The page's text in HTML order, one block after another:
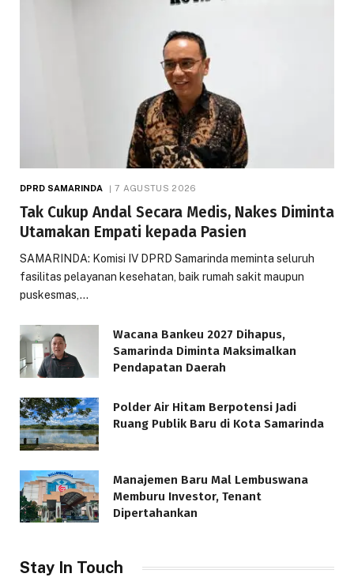
DPRD SAMARINDA 7 AGUSTUS 2026
Tak Cukup Andal Secara Medis, Nakes Diminta
Utamakan Empati kepada Pasien
SAMARINDA: Komisi IV DPRD Samarinda meminta seluruh
fasilitas pelayanan kesehatan, baik rumah sakit maupun
puskesmas,…
Wacana Bankeu 2027 Dihapus,
Samarinda Diminta Maksimalkan
Pendapatan Daerah
Polder Air Hitam Berpotensi Jadi
Ruang Publik Baru di Kota Samarinda
Manajemen Baru Mal Lembuswana
Memburu Investor, Tenant
Dipertahankan
Stay In Touch